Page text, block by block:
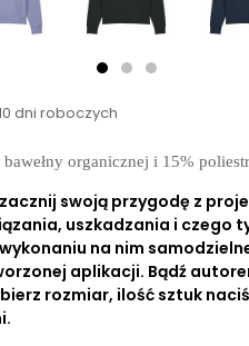
dni roboczych
organicznej i 15%
swoją przygodę z
uszkadzania i czego
na nim
aplikacji. Bądź
rozmiar, ilość sztuk